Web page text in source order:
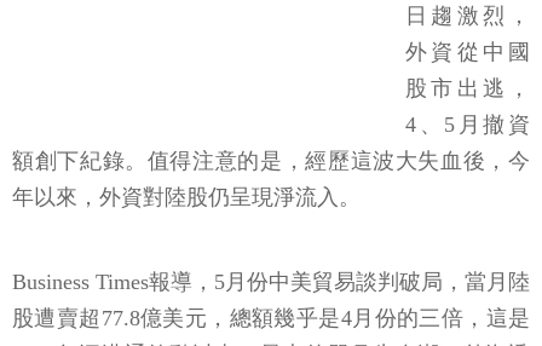
日趨激烈，
外資從中國
股市出逃，
4、5月撤資
額創下紀錄。值得注意的是，經歷這波大失血後，今
年以來，外資對陸股仍呈現淨流入。
Business Times報導，5月份中美貿易談判破局，當月陸
股遭賣超77.8億美元，總額幾乎是4月份的三倍，這是